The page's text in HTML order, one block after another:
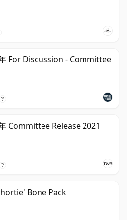
For Discussion - Committee
?
Committee Release 2021
?
Bone Pack